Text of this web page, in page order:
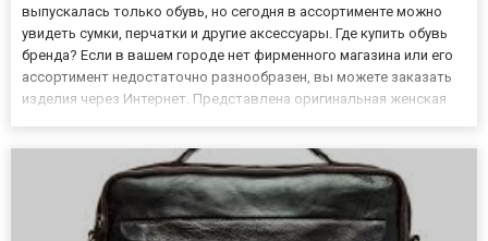
выпускалась только обувь, но сегодня в ассортименте можно
увидеть сумки, перчатки и другие аксессуары. Где купить обувь
бренда? Если в вашем городе нет фирменного магазина или его
ассортимент недостаточно разнообразен, вы можете заказать
изделия через Интернет. Представлена оригинальная женская